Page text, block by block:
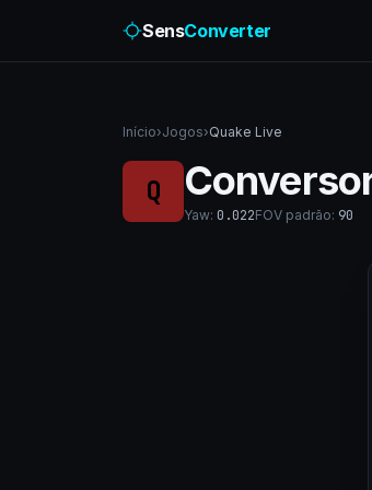
SensConverter
Início›Jogos›Quake Live
Q
Yaw: 0.022FOV padrão: 90